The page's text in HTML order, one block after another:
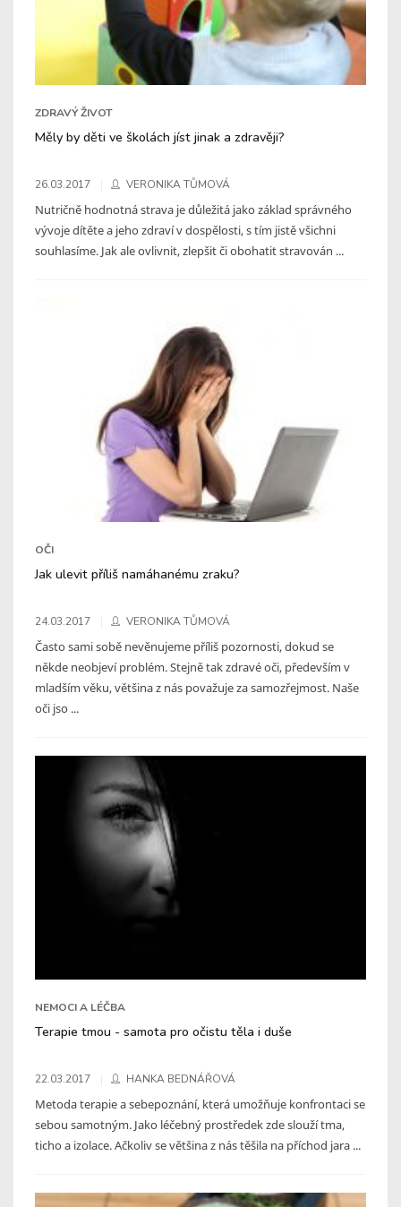
ZDRAVÝ ŽIVOT
Měly by děti ve školách jíst jinak a zdravěji?
26.03.2017 VERONIKA TŮMOVÁ
Nutričně hodnotná strava je důležitá jako základ správného
vývoje dítěte a jeho zdraví v dospělosti, s tím jistě všichni
souhlasíme. Jak ale ovlivnit, zlepšit či obohatit stravován ...
OČI
Jak ulevit příliš namáhanému zraku?
24.03.2017 VERONIKA TŮMOVÁ
Často sami sobě nevěnujeme příliš pozornosti, dokud se
někde neobjeví problém. Stejně tak zdravé oči, především v
mladším věku, většina z nás považuje za samozřejmost. Naše
oči jso ...
NEMOCI A LÉČBA
Terapie tmou - samota pro očistu těla i duše
22.03.2017 HANKA BEDNÁŘOVÁ
Metoda terapie a sebepoznání, která umožňuje konfrontaci se
sebou samotným. Jako léčebný prostředek zde slouží tma,
ticho a izolace. Ačkoliv se většina z nás těšila na příchod jara ...